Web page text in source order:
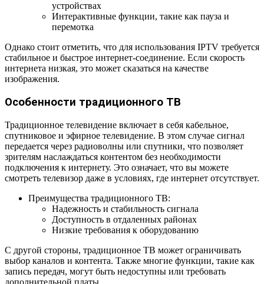
устройствах
Интерактивные функции, такие как пауза и
перемотка
Однако стоит отметить, что для использования IPTV требуется
стабильное и быстрое интернет-соединение. Если скорость
интернета низкая, это может сказаться на качестве
изображения.
Особенности традиционного ТВ
Традиционное телевидение включает в себя кабельное,
спутниковое и эфирное телевидение. В этом случае сигнал
передается через радиоволны или спутники, что позволяет
зрителям наслаждаться контентом без необходимости
подключения к интернету. Это означает, что вы можете
смотреть телевизор даже в условиях, где интернет отсутствует.
Преимущества традиционного ТВ:
Надежность и стабильность сигнала
Доступность в отдаленных районах
Низкие требования к оборудованию
С другой стороны, традиционное ТВ может ограничивать
выбор каналов и контента. Также многие функции, такие как
запись передач, могут быть недоступны или требовать
дополнительной платы.